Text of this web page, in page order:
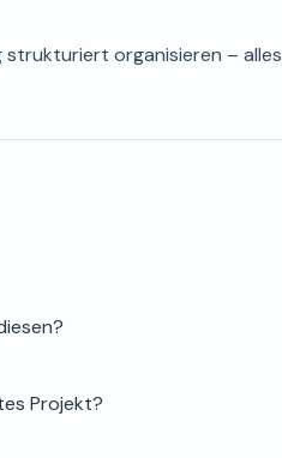
organisieren – alles
Projekt?